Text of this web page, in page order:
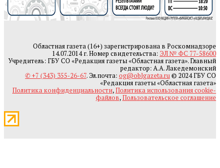
Областная газета (16+) зарегистрирована в Роскомнадзоре
14.07.2014 г. Номер свидетельства: ЭЛ № ФС 77-58600
Учредитель: ГБУ СО «Редакция газеты «Областная газета». Главный
редактор: А.А. Лакедемонский
✆ +7 (343) 355-26-67. Эл.почта: og@oblgazeta.ru© 2024 ГБУ СО
«Редакция газеты «Областная газета»
Политика конфиденциальности,Политика использования cookie-
файлов,Пользовательское соглашение